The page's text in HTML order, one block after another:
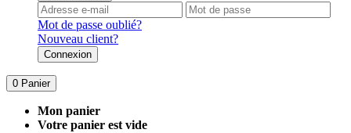
Mot de passe oublié?
Nouveau client?
Connexion
0 Panier
Mon panier
Votre panier est vide